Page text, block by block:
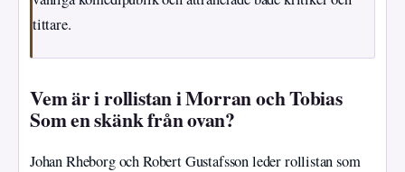
tittare.
Vem är i rollistan i Morran och Tobias
Som en skänk från ovan?
Johan Rheborg och Robert Gustafsson leder rollistan som